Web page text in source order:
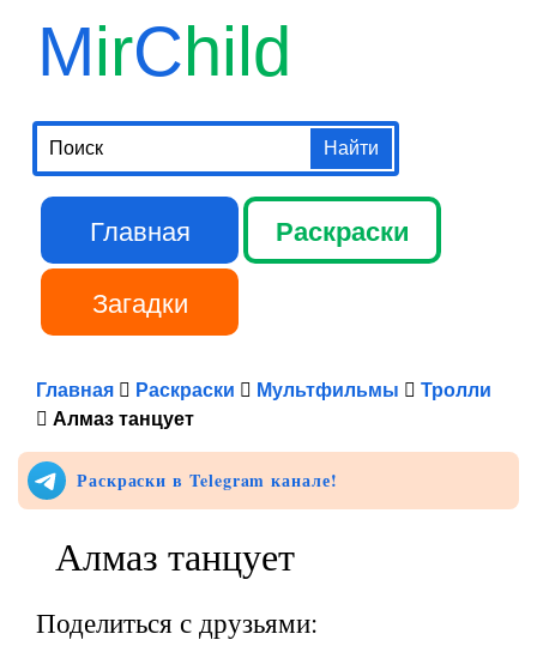
основному
содержанию
MirChild
Поиск
Главное меню
Главная Раскраски
Загадки
Главная Раскраски Мультфильмы
Тролли
Алмаз танцует
Раскраски в Telegram канале!
Алмаз танцует
Поделиться с друзьями: